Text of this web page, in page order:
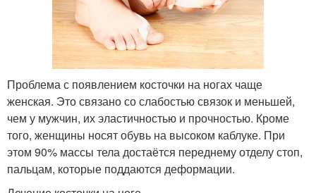
Проблема с появлением косточки на ногах чаще
женская. Это связано со слабостью связок и меньшей,
чем у мужчин, их эластичностью и прочностью. Кроме
того, женщины носят обувь на высоком каблуке. При
этом 90% массы тела достаётся переднему отделу стоп,
пальцам, которые поддаются деформации.